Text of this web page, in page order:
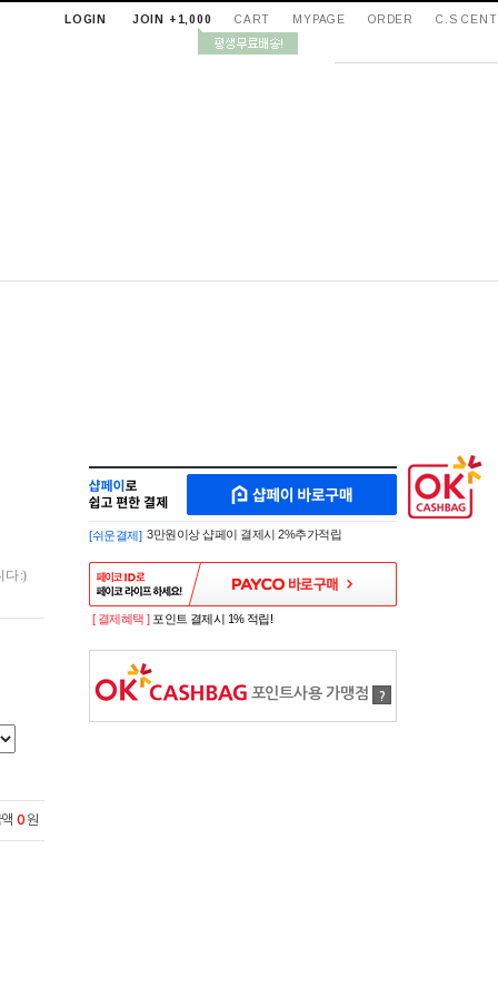
LOGIN JOIN +1,000 CART MYPAGE ORDER C.S
다 :)
0 원
M
A
K
E
O
P
S
H
A
페
이
바
매
[쉬운결제] 3만원이상 샵페이 결제시 2%추가적립
[ 결제혜택 ] 포인트 결제시 1% 적립!
포인트사용 가맹점 ?